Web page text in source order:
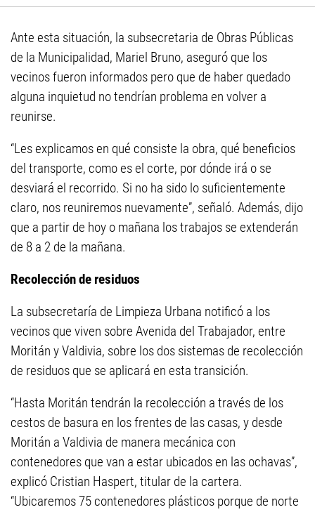
Ante esta situación, la subsecretaria de Obras Públicas
de la Municipalidad, Mariel Bruno, aseguró que los
vecinos fueron informados pero que de haber quedado
alguna inquietud no tendrían problema en volver a
reunirse.
“Les explicamos en qué consiste la obra, qué beneficios
del transporte, como es el corte, por dónde irá o se
desviará el recorrido. Si no ha sido lo suficientemente
claro, nos reuniremos nuevamente”, señaló. Además, dijo
que a partir de hoy o mañana los trabajos se extenderán
de 8 a 2 de la mañana.
Recolección de residuos
La subsecretaría de Limpieza Urbana notificó a los
vecinos que viven sobre Avenida del Trabajador, entre
Moritán y Valdivia, sobre los dos sistemas de recolección
de residuos que se aplicará en esta transición.
“Hasta Moritán tendrán la recolección a través de los
cestos de basura en los frentes de las casas, y desde
Moritán a Valdivia de manera mecánica con
contenedores que van a estar ubicados en las ochavas”,
explicó Cristian Haspert, titular de la cartera.
“Ubicaremos 75 contenedores plásticos porque de norte